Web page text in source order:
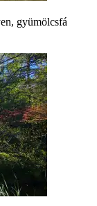
öleléséb